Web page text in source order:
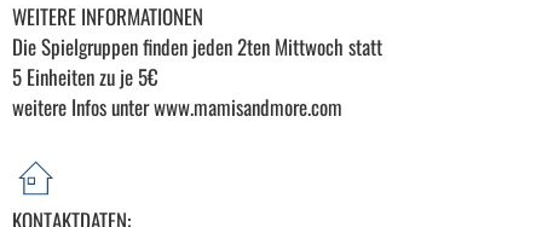
WEITERE INFORMATIONEN
Die Spielgruppen finden jeden 2ten Mittwoch statt
5 Einheiten zu je 5€
weitere Infos unter www.mamisandmore.com
KONTAKTDATEN: